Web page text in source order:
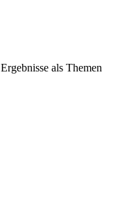
Ergebnisse als Themen